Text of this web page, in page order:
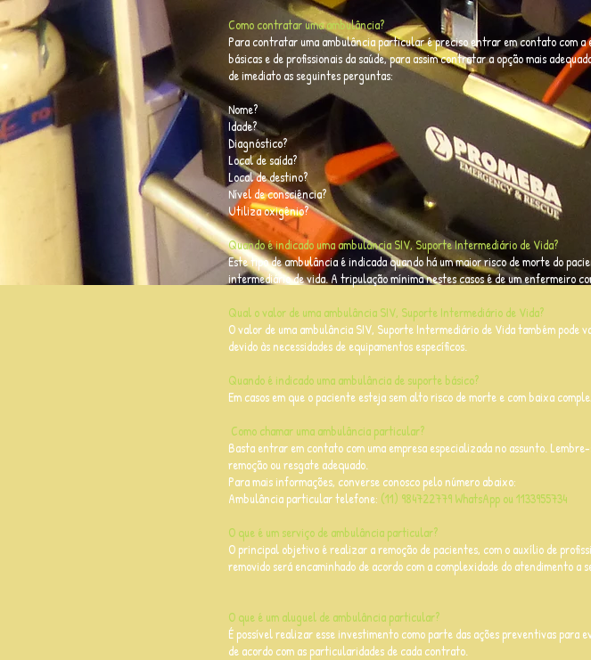
Como contratar uma ambulância?
Para contratar uma ambulância particular é preciso entrar em contato com
básicas e de profissionais da saúde, para assim contratar a opção mais
de imediato as seguintes perguntas:
Nome?
Idade?
Diagnóstico?
Local de saída?
Local de destino?
Nível de consciência?
Utiliza oxigênio?
Quando é indicado uma ambulância SIV, Suporte Intermediário de Vida?
Este tipo de ambulância é indicada quando há um maior risco de morte do
intermediário de vida. A tripulação mínima nestes casos é de um enfermeiro
Qual o valor de uma ambulância SIV, Suporte Intermediário de Vida?
O valor de uma ambulância SIV, Suporte Intermediário de Vida também pode
devido às necessidades de equipamentos específicos.
Quando é indicado uma ambulância de suporte básico?
Em casos em que o paciente esteja sem alto risco de morte e com baixa
Como chamar uma ambulância particular?
Basta entrar em contato com uma empresa especializada no assunto.
remoção ou resgate adequado.
Para mais informações, converse conosco pelo número abaixo:
Ambulância particular telefone: (11) 984722779 WhatsApp ou 1133955734
O que é um serviço de ambulância particular?
O principal objetivo é realizar a remoção de pacientes, com o auxílio de
removido será encaminhado de acordo com a complexidade do atendimento a
O que é um aluguel de ambulância particular?
É possível realizar esse investimento como parte das ações preventivas para
de acordo com as particularidades de cada contrato.